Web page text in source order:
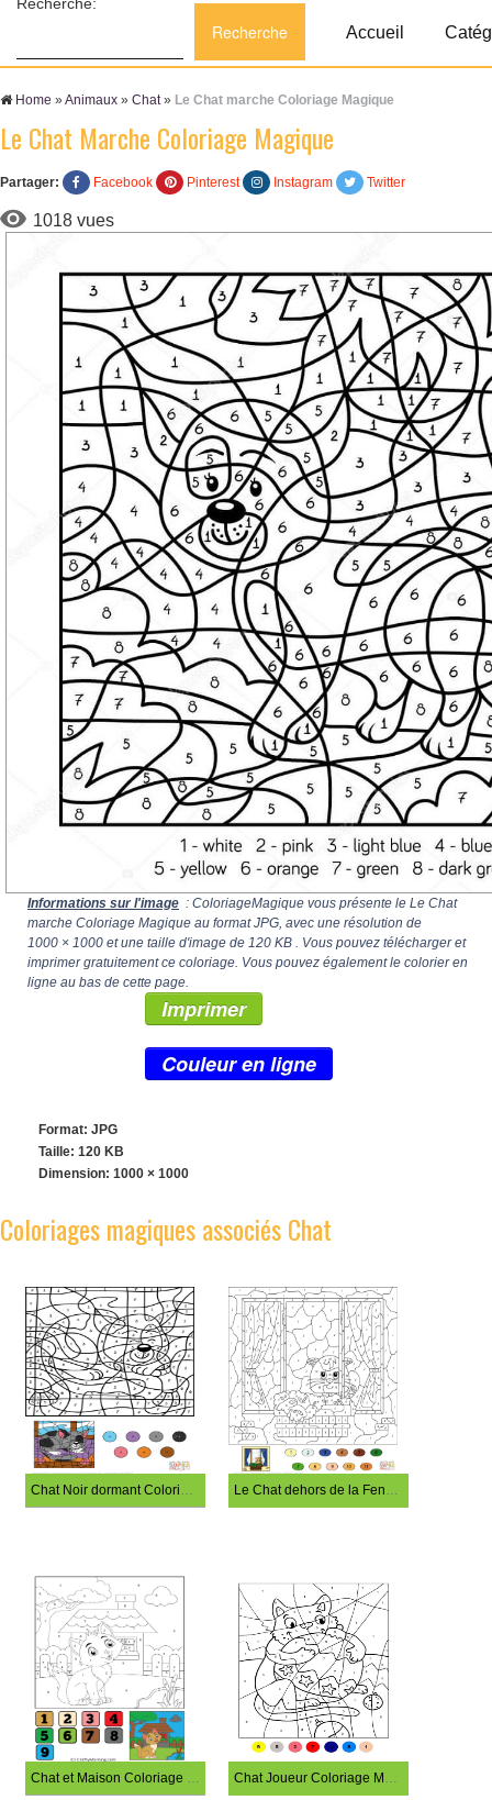
Accueil
Home »Animaux » Chat» Le Chat marche Coloriage Magique
Le Chat Marche Coloriage Magique
Partager: Facebook Pinterest Instagram Twitter
1018 vues
Informations sur l'image : ColoriageMagique vous présente le Le Chat
marche Coloriage Magique au format JPG, avec une résolution de
1000 × 1000 et une taille d'image de 120 KB . Vous pouvez télécharger et
imprimer gratuitement ce coloriage. Vous pouvez également le colorier en
ligne au bas de cette page.
Imprimer
Couleur en ligne
Format: JPG
Taille: 120 KB
Dimension: 1000 × 1000
Coloriages magiques associés Chat
Chat Noir dormant Coloriage Magique Le Chat dehors de la Fenêtre Coloriage Magique
Chat et Maison Coloriage Magique Chat Joueur Coloriage Magique